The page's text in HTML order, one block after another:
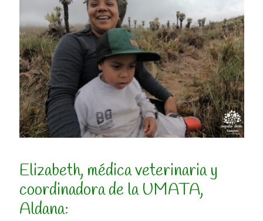
Elizabeth, médica veterinaria y
coordinadora de la UMATA,
Aldana: